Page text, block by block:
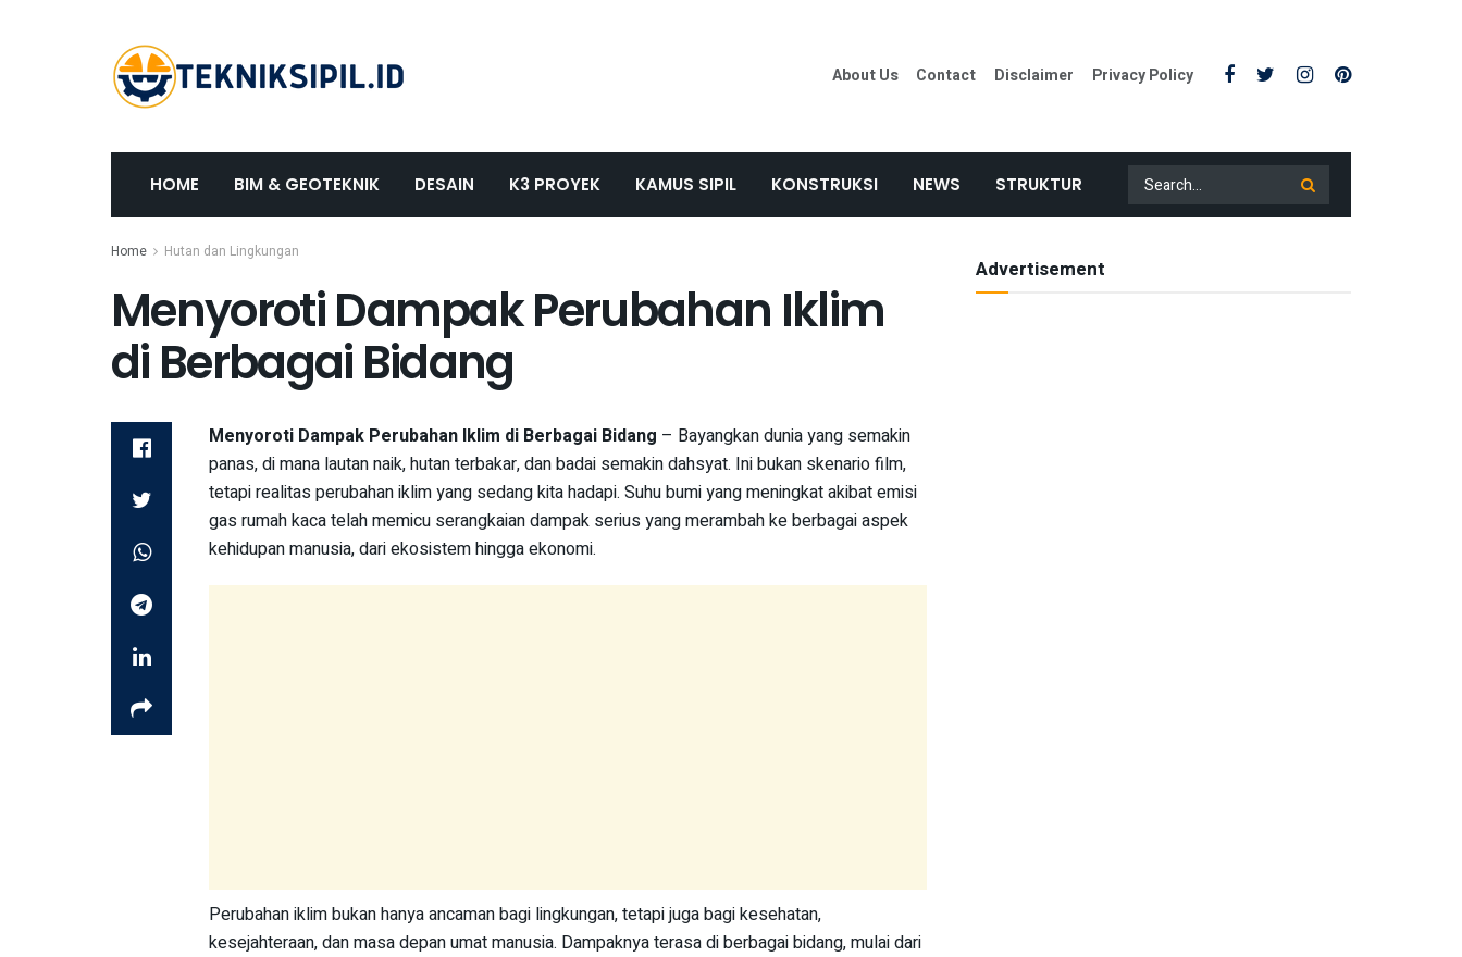
About Us Contact Disclaimer Privacy Policy
HOME BIM & GEOTEKNIK DESAIN K3 PROYEK KAMUS SIPIL KONSTRUKSI NEWS STRUKTUR
Home Hutan dan Lingkungan
Menyoroti Dampak Perubahan Iklim
di Berbagai Bidang
Menyoroti Dampak Perubahan Iklim di Berbagai Bidang – Bayangkan dunia yang semakin
panas, di mana lautan naik, hutan terbakar, dan badai semakin dahsyat. Ini bukan skenario film,
tetapi realitas perubahan iklim yang sedang kita hadapi. Suhu bumi yang meningkat akibat emisi
gas rumah kaca telah memicu serangkaian dampak serius yang merambah ke berbagai aspek
kehidupan manusia, dari ekosistem hingga ekonomi.
Perubahan iklim bukan hanya ancaman bagi lingkungan, tetapi juga bagi kesehatan,
kesejahteraan, dan masa depan umat manusia. Dampaknya terasa di berbagai bidang, mulai dari
Advertisement